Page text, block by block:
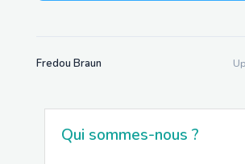
Fredou Braun
Qui sommes-nous ?